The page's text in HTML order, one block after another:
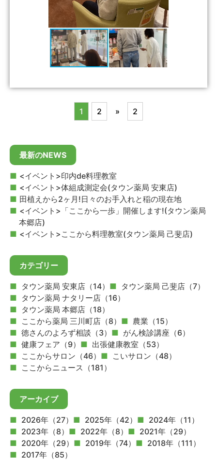
1 2 » 2
最新のNEWS
<イベント>印内de料理教室
<イベント>体組成測定会(タウン薬局 安東店)
田植えから2ヶ月!日々のお手入れと稲の現在地
<イベント>「ここから一歩」開催します!(タウン薬局
本郷店)
<イベント>ここから料理教室(タウン薬局 己斐店)
カテゴリー
タウン薬局 安東店（14）
タウン薬局 己斐店（7）
タウン薬局 ナタリー店（16）
タウン薬局 本郷店（18）
ここから薬局 三川町店（8）
農業（15）
徳さんのよろず相談（3）
がん検診講座（6）
健康フェア（9）
出張健康教室（53）
ここからサロン（46）
こいサロン（48）
ここからニュース（181）
アーカイブ
2026年（27） 2025年（42）
2024年（11）
2023年（8）
2022年（8）
2021年（29）
2020年（29）
2019年（74）
2018年（111）
2017年（85）